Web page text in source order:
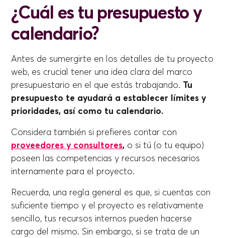
¿Cuál es tu presupuesto y
calendario?
Antes de sumergirte en los detalles de tu proyecto
web, es crucial tener una idea clara del marco
presupuestario en el que estás trabajando. Tu
presupuesto te ayudará a establecer límites y
prioridades, así como tu calendario.
Considera también si prefieres contar con
proveedores y consultores, o si tú (o tu equipo)
poseen las competencias y recursos necesarios
internamente para el proyecto.
Recuerda, una regla general es que, si cuentas con
suficiente tiempo y el proyecto es relativamente
sencillo, tus recursos internos pueden hacerse
cargo del mismo. Sin embargo, si se trata de un